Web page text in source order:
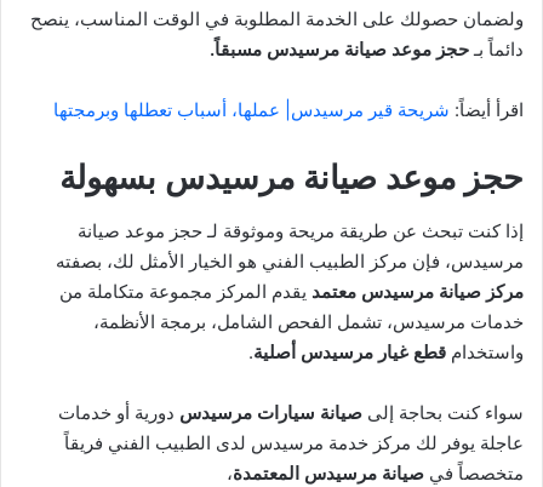
ولضمان حصولك على الخدمة المطلوبة في الوقت المناسب، ينصح
دائماً بـ حجز موعد صيانة مرسيدس مسبقاً.
اقرأ أيضاً: شريحة قير مرسيدس| عملها، أسباب تعطلها وبرمجتها
حجز موعد صيانة مرسيدس بسهولة
إذا كنت تبحث عن طريقة مريحة وموثوقة لـ حجز موعد صيانة
مرسيدس، فإن مركز الطبيب الفني هو الخيار الأمثل لك، بصفته
مركز صيانة مرسيدس معتمد يقدم المركز مجموعة متكاملة من
خدمات مرسيدس، تشمل الفحص الشامل، برمجة الأنظمة،
واستخدام قطع غيار مرسيدس أصلية.
سواء كنت بحاجة إلى صيانة سيارات مرسيدس دورية أو خدمات
عاجلة يوفر لك مركز خدمة مرسيدس لدى الطبيب الفني فريقاً
متخصصاً في صيانة مرسيدس المعتمدة،